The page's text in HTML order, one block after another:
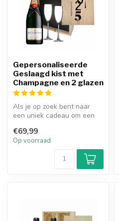
Gepersonaliseerde
Geslaagd kist met
Champagne en 2 glazen
Als je op zoek bent naar
een uniek cadeau om een
is ...
€69,99
Op voorraad